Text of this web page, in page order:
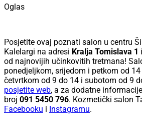
Oglas
Posjetite ovaj poznati salon u centru
Kalelargi na adresi Kralja Tomislava 1
od najnovijih učinkovitih tretmana!
ponedjeljkom, srijedom i petkom od
četvrtkom od 9 do 14 i subotom od 9
posjetite web, a za dodatne
broj 091 5450 796. Kozmetički salon
Facebooku i Instagramu.